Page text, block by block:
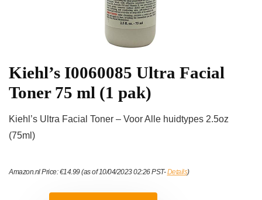
Kiehl’s I0060085 Ultra Facial
Toner 75 ml (1 pak)
Kiehl’s Ultra Facial Toner – Voor Alle huidtypes 2.5oz
(75ml)
Amazon.nl Price:€14.99(as of 10/04/2023 02:26 PST-Details)